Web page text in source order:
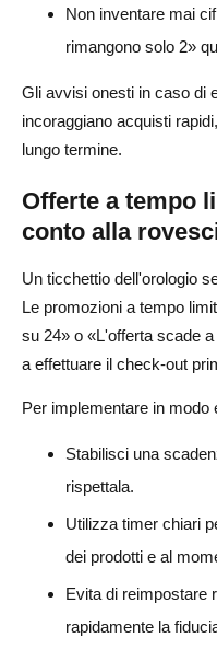
Non inventare mai
rimangono solo 2»
Gli avvisi onesti in caso di
incoraggiano acquisti
lungo termine.
Offerte a tempo
conto alla
Un ticchettio dell'orologio
Le promozioni a tempo
su 24» o «L'offerta scade
a effettuare il check-out
Per implementare in modo
Stabilisci una
rispettala.
Utilizza timer chiari
dei prodotti e al
Evita di reimpostare
rapidamente la